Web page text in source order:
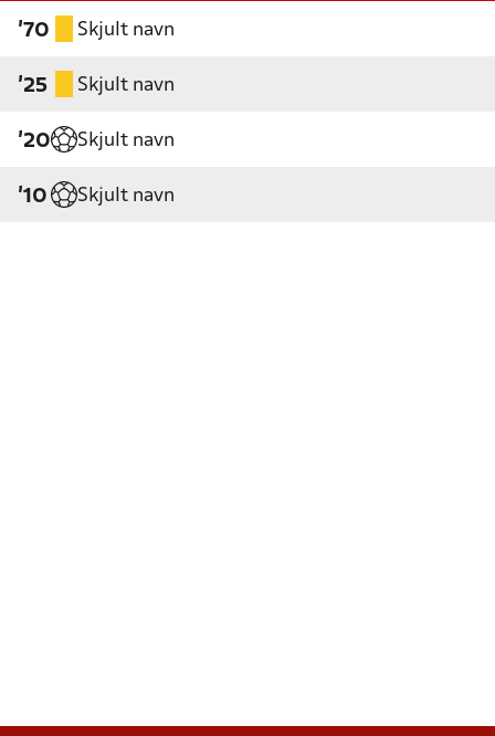
'70 Skjult navn
'25 Skjult navn
'20 Skjult navn
'10 Skjult navn